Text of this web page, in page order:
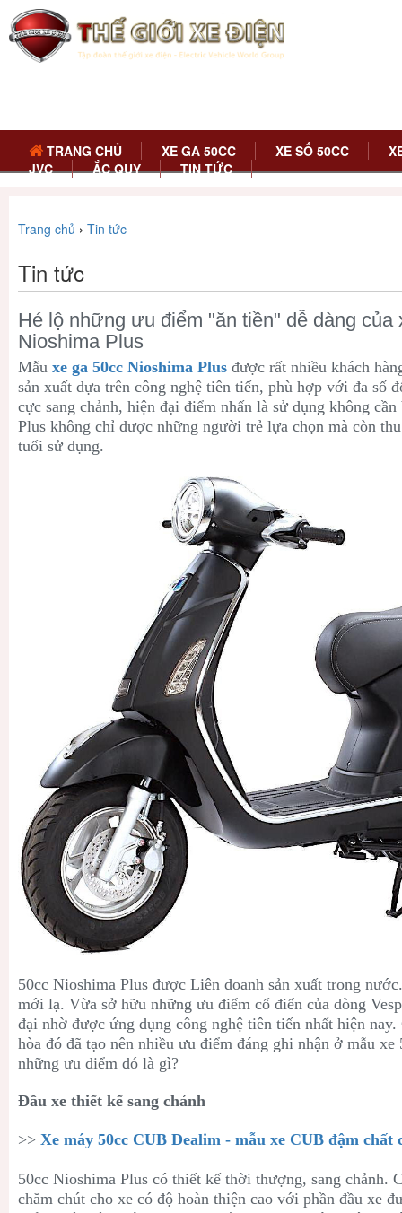
TRANG CHỦ XE GA 50CC XE SỐ 50CC
JVC
ẮC QUY TIN TỨC
Trang chủ › Tin tức
Tin tức
Hé lộ những ưu điểm "ăn tiền" dễ dàng của
Nioshima Plus
Mẫu xe ga 50cc Nioshima Plus được rất nhiều khách
sản xuất dựa trên công nghệ tiên tiến, phù hợp với đa số
cực sang chảnh, hiện đại điểm nhấn là sử dụng không
Plus không chỉ được những người trẻ lựa chọn mà còn
tuổi sử dụng.
50cc Nioshima Plus được Liên doanh sản xuất trong
mới lạ. Vừa sở hữu những ưu điểm cổ điển của dòng
đại nhờ được ứng dụng công nghệ tiên tiến nhất hiện
hòa đó đã tạo nên nhiều ưu điểm đáng ghi nhận ở mẫu xe
những ưu điểm đó là gì?
Đầu xe thiết kế sang chảnh
>> Xe máy 50cc CUB Dealim - mẫu xe CUB đậm chất
50cc Nioshima Plus có thiết kế thời thượng, sang chảnh.
chăm chút cho xe có độ hoàn thiện cao với phần đầu xe